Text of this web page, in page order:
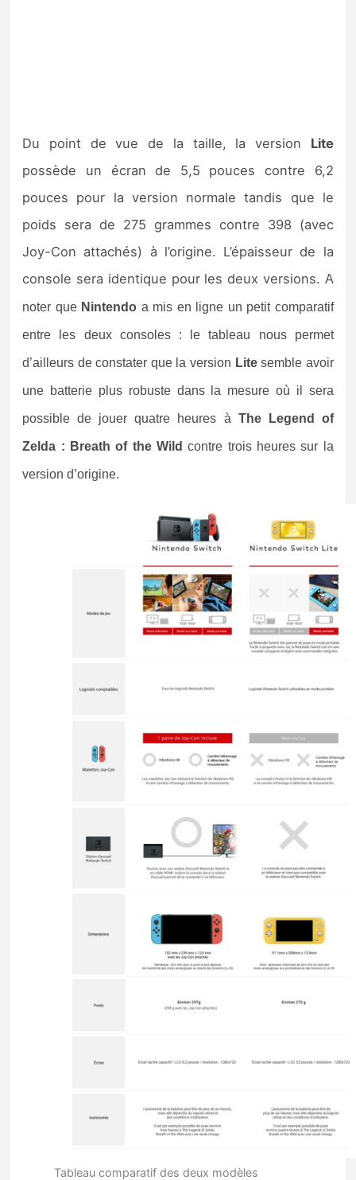
Du point de vue de la taille, la version Lite
possède un écran de 5,5 pouces contre 6,2
pouces pour la version normale tandis que le
poids sera de 275 grammes contre 398 (avec
Joy-Con attachés) à l’origine. L’épaisseur de la
console sera identique pour les deux versions. A
noter que Nintendo a mis en ligne un petit comparatif
entre les deux consoles : le tableau nous permet
d’ailleurs de constater que la version Litesemble avoir
une batterie plus robuste dans la mesure où il sera
possible de jouer quatre heures à The Legend of
Zelda : Breath of the Wild contre trois heures sur la
version d’origine.
Tableau comparatif des deux modèles